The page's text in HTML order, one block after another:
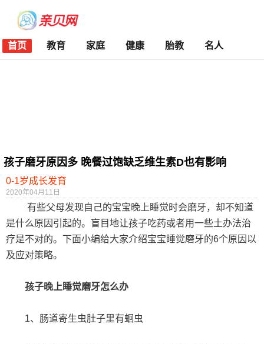
首页 教育 家庭 健康 胎教 名人
孩子磨牙原因多 晚餐过饱缺乏维生素D也有影响
0-1岁成长发育
2020年04月11日
有些父母发现自己的宝宝晚上睡觉时会磨牙，却不知道
是什么原因引起的。盲目地让孩子吃药或者用一些土办法治
疗是不对的。下面小编给大家介绍宝宝睡觉磨牙的6个原因以
及应对策略。
孩子晚上睡觉磨牙怎么办
1、肠道寄生虫肚子里有蛔虫